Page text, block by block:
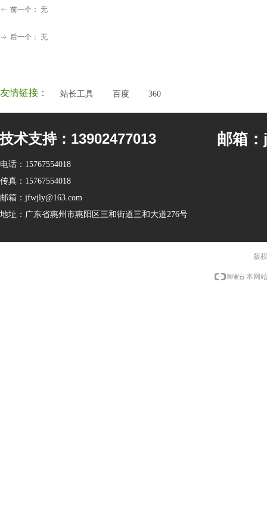
ꂃ 前一个： 无
ꁹ 后一个： 无
邮箱
技术支持：13902477013
电话： 15767554018
传真： 15767554018
邮箱： jfwjly@163.com
地址： 广东省惠州市惠阳区三和街道三和大道276号
友情链接： 站长工具 百度 360
版
本网